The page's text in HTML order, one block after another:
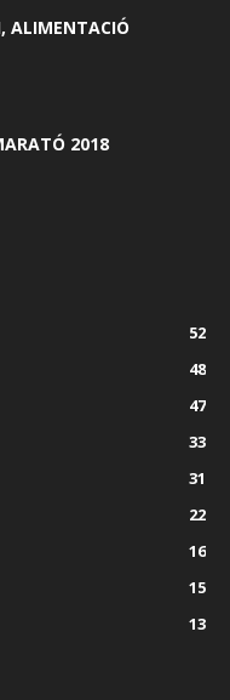
ALIMENTACIÓ
2018
52
48
47
33
31
22
16
15
13